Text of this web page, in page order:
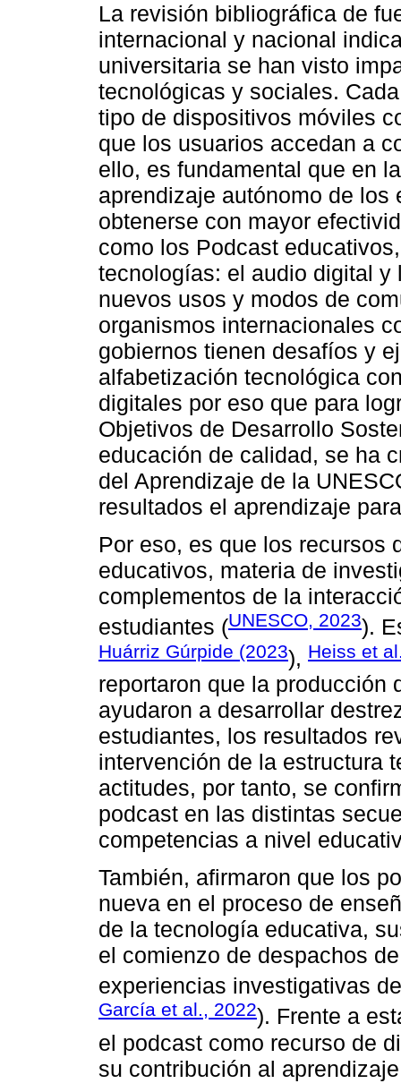
La revisión bibliográfica de
internacional y nacional
universitaria se han visto
tecnológicas y sociales.
tipo de dispositivos móviles
que los usuarios accedan a
ello, es fundamental que en
aprendizaje autónomo de
obtenerse con mayor
como los Podcast
tecnologías: el audio digital
nuevos usos y modos de
organismos internacionales
gobiernos tienen desafíos y
alfabetización tecnológica
digitales por eso que para
Objetivos de Desarrollo
educación de calidad, se ha
del Aprendizaje de la
resultados el aprendizaje
Por eso, es que los recursos
educativos, materia de
complementos de la
estudiantes (UNESCO, 2023).
Huárriz Gúrpide (2023), Heiss et
reportaron que la producción
ayudaron a desarrollar
estudiantes, los resultados
intervención de la estructura
actitudes, por tanto, se
podcast en las distintas
competencias a nivel
También, afirmaron que los
nueva en el proceso de
de la tecnología educativa,
el comienzo de despachos
experiencias investigativas
García et al., 2022). Frente a
el podcast como recurso de
su contribución al